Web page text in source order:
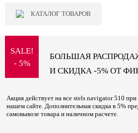
КАТАЛОГ ТОВАРОВ
SALE!
- 5%
БОЛЬШАЯ
И СКИДКА -5% ОТ
Акция действует на все stels navigator 510 при
нашем сайте. Дополнительная скидка в 5%
самовывозе товара и наличном расчете.